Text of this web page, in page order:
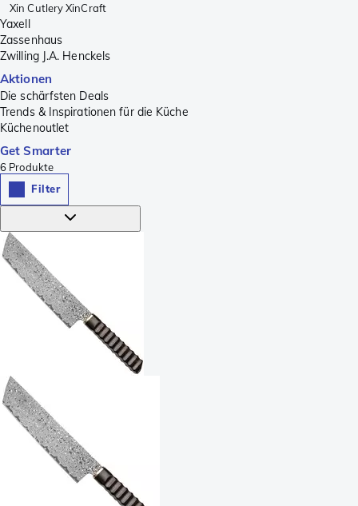
Xin Cutlery XinCraft
Yaxell
Zassenhaus
Zwilling J.A. Henckels
Aktionen
Die schärfsten Deals
Trends & Inspirationen für die Küche
Küchenoutlet
Get Smarter
6 Produkte
Filter